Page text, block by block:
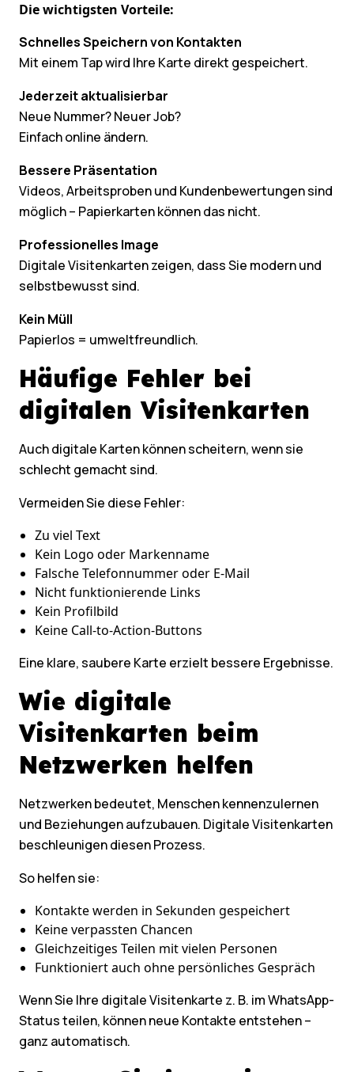
Die wichtigsten Vorteile:
Schnelles Speichern von Kontakten
Mit einem Tap wird Ihre Karte direkt gespeichert.
Jederzeit aktualisierbar
Neue Nummer? Neuer Job?
Einfach online ändern.
Bessere Präsentation
Videos, Arbeitsproben und Kundenbewertungen sind
möglich – Papierkarten können das nicht.
Professionelles Image
Digitale Visitenkarten zeigen, dass Sie modern und
selbstbewusst sind.
Kein Müll
Papierlos = umweltfreundlich.
Häufige Fehler bei
digitalen Visitenkarten
Auch digitale Karten können scheitern, wenn sie
schlecht gemacht sind.
Vermeiden Sie diese Fehler:
Zu viel Text
Kein Logo oder Markenname
Falsche Telefonnummer oder E-Mail
Nicht funktionierende Links
Kein Profilbild
Keine Call-to-Action-Buttons
Eine klare, saubere Karte erzielt bessere Ergebnisse.
Wie digitale
Visitenkarten beim
Netzwerken helfen
Netzwerken bedeutet, Menschen kennenzulernen
und Beziehungen aufzubauen. Digitale Visitenkarten
beschleunigen diesen Prozess.
So helfen sie:
Kontakte werden in Sekunden gespeichert
Keine verpassten Chancen
Gleichzeitiges Teilen mit vielen Personen
Funktioniert auch ohne persönliches Gespräch
Wenn Sie Ihre digitale Visitenkarte z. B. im WhatsApp-
Status teilen, können neue Kontakte entstehen –
ganz automatisch.